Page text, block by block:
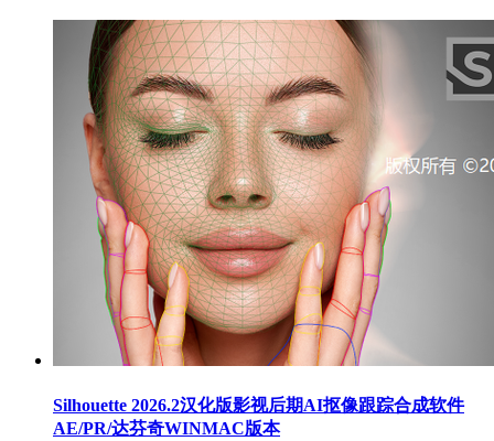
Silhouette 2026.2汉化版影视后期AI抠像跟踪合成软件
AE/PR/达芬奇WINMAC版本